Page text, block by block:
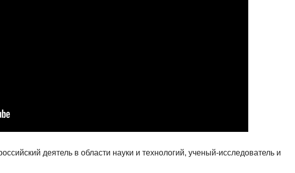
деятель в области науки и технологий, ученый-исследователь и